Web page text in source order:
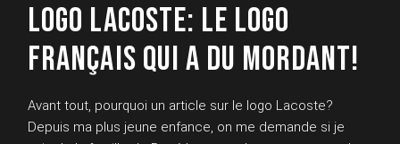
LOGO LACOSTE: LE LOGO
FRANÇAIS QUI A DU MORDANT!
Avant tout, pourquoi un article sur le logo Lacoste?
Depuis ma plus jeune enfance, on me demande si je